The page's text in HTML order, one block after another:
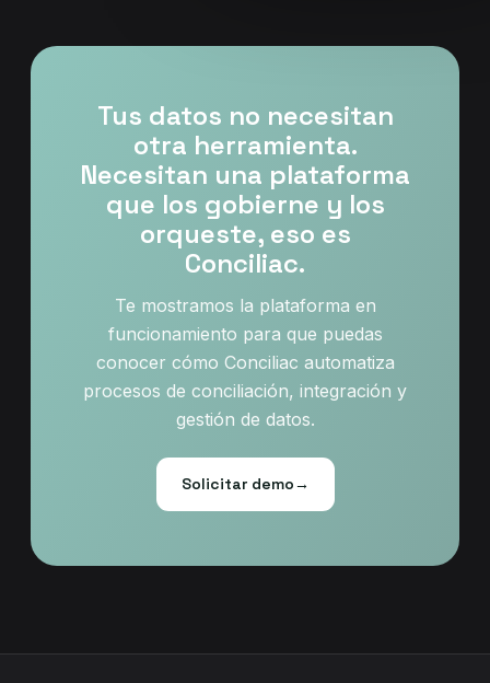
Tus datos no necesitan
otra herramienta.
Necesitan una plataforma
que los gobierne y los
orqueste, eso es
Conciliac.
Te mostramos la plataforma en
funcionamiento para que puedas
conocer cómo Conciliac automatiza
procesos de conciliación, integración y
gestión de datos.
Solicitar demo→